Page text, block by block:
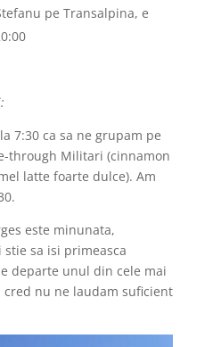
pe Transalpina, e
7:30 ca sa ne grupam pe
through Militari (cinnamon
latte foarte dulce). Am
este minunata,
sa isi primeasca
departe unul din cele mai
nu ne laudam suficient